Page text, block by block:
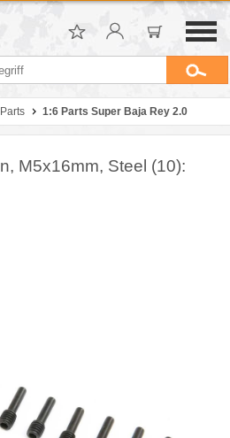
1:6 Parts Super Baja Rey 2.0
M5x16mm, Steel (10):